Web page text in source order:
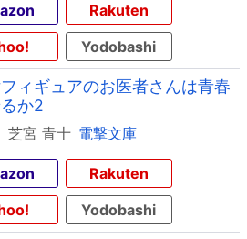
Rakuten
Yodobashi
ィギュアのお医者さんは青春
か2
芝宮 青十 電撃文庫
Rakuten
Yodobashi